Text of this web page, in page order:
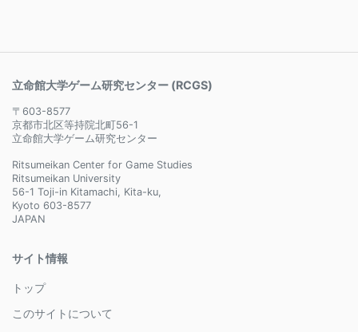
立命館大学ゲーム研究センター (RCGS)
〒603-8577
京都市北区等持院北町56-1
立命館大学ゲーム研究センター
Ritsumeikan Center for Game Studies
Ritsumeikan University
56-1 Toji-in Kitamachi, Kita-ku,
Kyoto 603-8577
JAPAN
サイト情報
トップ
このサイトについて